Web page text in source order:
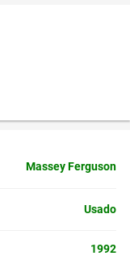
Massey Ferguson
Usado
1992